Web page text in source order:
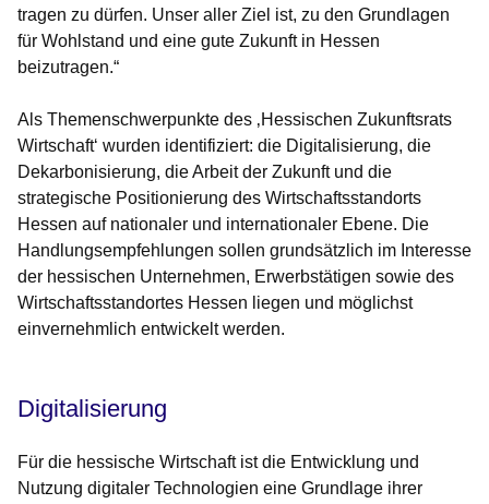
tragen zu dürfen. Unser aller Ziel ist, zu den Grundlagen
für Wohlstand und eine gute Zukunft in Hessen
beizutragen.“
Als Themenschwerpunkte des ‚Hessischen Zukunftsrats
Wirtschaft‘ wurden identifiziert: die Digitalisierung, die
Dekarbonisierung, die Arbeit der Zukunft und die
strategische Positionierung des Wirtschaftsstandorts
Hessen auf nationaler und internationaler Ebene. Die
Handlungsempfehlungen sollen grundsätzlich im Interesse
der hessischen Unternehmen, Erwerbstätigen sowie des
Wirtschaftsstandortes Hessen liegen und möglichst
einvernehmlich entwickelt werden.
Digitalisierung
Für die hessische Wirtschaft ist die Entwicklung und
Nutzung digitaler Technologien eine Grundlage ihrer